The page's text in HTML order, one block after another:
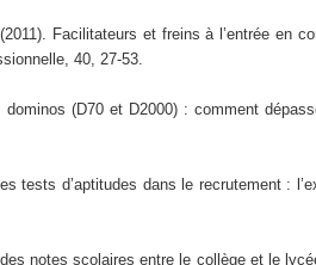
Facilitateurs et freins à l’entrée en
40, 27-53.
(D70 et D2000) : comment
tests d’aptitudes dans le recrutement :
notes scolaires entre le collège et le